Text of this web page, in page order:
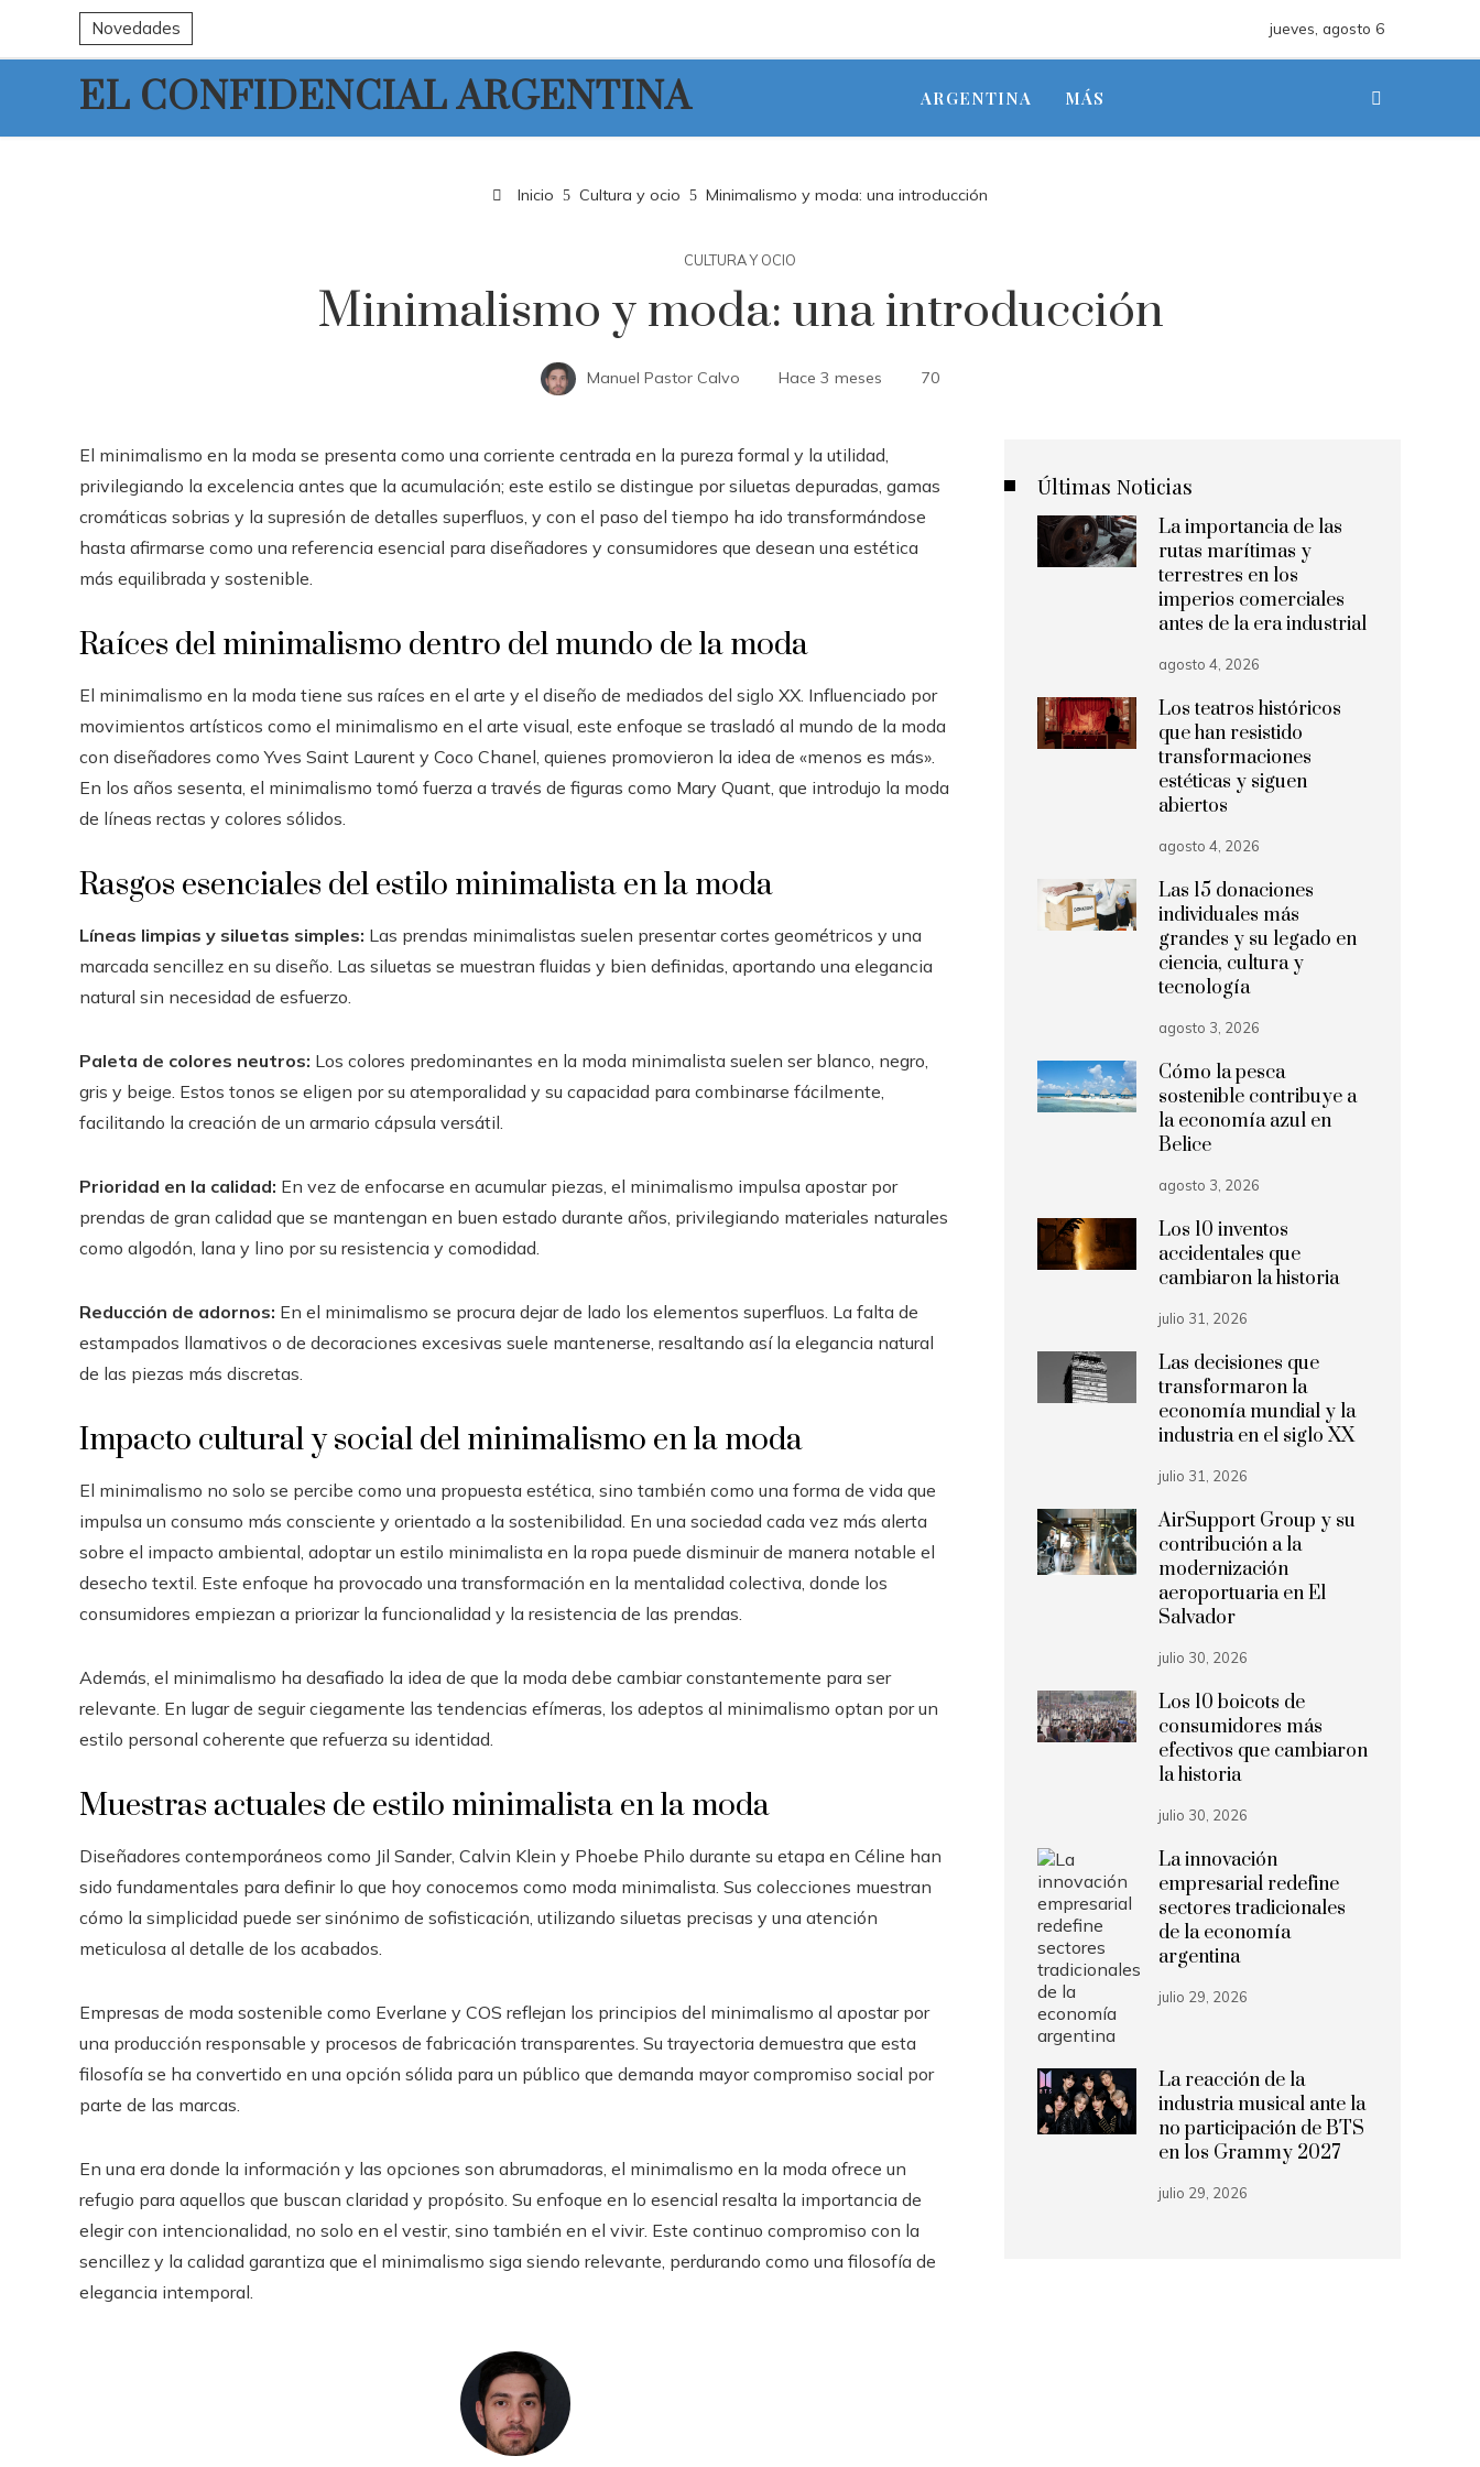
Novedades jueves, agosto 6
EL CONFIDENCIAL ARGENTINA ARGENTINA MÁS
Inicio Cultura y ocio Minimalismo y moda: una introducción
CULTURA Y OCIO
Minimalismo y moda: una introducción
Manuel Pastor Calvo Hace 3 meses 70
El minimalismo en la moda se presenta como una corriente centrada en la pureza formal y la utilidad,
privilegiando la excelencia antes que la acumulación; este estilo se distingue por siluetas depuradas, gamas
cromáticas sobrias y la supresión de detalles superfluos, y con el paso del tiempo ha ido transformándose
hasta afirmarse como una referencia esencial para diseñadores y consumidores que desean una estética
más equilibrada y sostenible.
Raíces del minimalismo dentro del mundo de la moda
El minimalismo en la moda tiene sus raíces en el arte y el diseño de mediados del siglo XX. Influenciado por
movimientos artísticos como el minimalismo en el arte visual, este enfoque se trasladó al mundo de la moda
con diseñadores como Yves Saint Laurent y Coco Chanel, quienes promovieron la idea de «menos es más».
En los años sesenta, el minimalismo tomó fuerza a través de figuras como Mary Quant, que introdujo la moda
de líneas rectas y colores sólidos.
Rasgos esenciales del estilo minimalista en la moda
Líneas limpias y siluetas simples: Las prendas minimalistas suelen presentar cortes geométricos y una
marcada sencillez en su diseño. Las siluetas se muestran fluidas y bien definidas, aportando una elegancia
natural sin necesidad de esfuerzo.
Paleta de colores neutros: Los colores predominantes en la moda minimalista suelen ser blanco, negro,
gris y beige. Estos tonos se eligen por su atemporalidad y su capacidad para combinarse fácilmente,
facilitando la creación de un armario cápsula versátil.
Prioridad en la calidad: En vez de enfocarse en acumular piezas, el minimalismo impulsa apostar por
prendas de gran calidad que se mantengan en buen estado durante años, privilegiando materiales naturales
como algodón, lana y lino por su resistencia y comodidad.
Reducción de adornos: En el minimalismo se procura dejar de lado los elementos superfluos. La falta de
estampados llamativos o de decoraciones excesivas suele mantenerse, resaltando así la elegancia natural
de las piezas más discretas.
Impacto cultural y social del minimalismo en la moda
El minimalismo no solo se percibe como una propuesta estética, sino también como una forma de vida que
impulsa un consumo más consciente y orientado a la sostenibilidad. En una sociedad cada vez más alerta
sobre el impacto ambiental, adoptar un estilo minimalista en la ropa puede disminuir de manera notable el
desecho textil. Este enfoque ha provocado una transformación en la mentalidad colectiva, donde los
consumidores empiezan a priorizar la funcionalidad y la resistencia de las prendas.
Además, el minimalismo ha desafiado la idea de que la moda debe cambiar constantemente para ser
relevante. En lugar de seguir ciegamente las tendencias efímeras, los adeptos al minimalismo optan por un
estilo personal coherente que refuerza su identidad.
Muestras actuales de estilo minimalista en la moda
Diseñadores contemporáneos como Jil Sander, Calvin Klein y Phoebe Philo durante su etapa en Céline han
sido fundamentales para definir lo que hoy conocemos como moda minimalista. Sus colecciones muestran
cómo la simplicidad puede ser sinónimo de sofisticación, utilizando siluetas precisas y una atención
meticulosa al detalle de los acabados.
Empresas de moda sostenible como Everlane y COS reflejan los principios del minimalismo al apostar por
una producción responsable y procesos de fabricación transparentes. Su trayectoria demuestra que esta
filosofía se ha convertido en una opción sólida para un público que demanda mayor compromiso social por
parte de las marcas.
En una era donde la información y las opciones son abrumadoras, el minimalismo en la moda ofrece un
refugio para aquellos que buscan claridad y propósito. Su enfoque en lo esencial resalta la importancia de
elegir con intencionalidad, no solo en el vestir, sino también en el vivir. Este continuo compromiso con la
sencillez y la calidad garantiza que el minimalismo siga siendo relevante, perdurando como una filosofía de
elegancia intemporal.
Últimas Noticias
La importancia de las
rutas marítimas y
terrestres en los
imperios comerciales
antes de la era industrial
agosto 4, 2026
Los teatros históricos
que han resistido
transformaciones
estéticas y siguen
abiertos
agosto 4, 2026
Las 15 donaciones
individuales más
grandes y su legado en
ciencia, cultura y
tecnología
agosto 3, 2026
Cómo la pesca
sostenible contribuye a
la economía azul en
Belice
agosto 3, 2026
Los 10 inventos
accidentales que
cambiaron la historia
julio 31, 2026
Las decisiones que
transformaron la
economía mundial y la
industria en el siglo XX
julio 31, 2026
AirSupport Group y su
contribución a la
modernización
aeroportuaria en El
Salvador
julio 30, 2026
Los 10 boicots de
consumidores más
efectivos que cambiaron
la historia
julio 30, 2026
La innovación
empresarial redefine
sectores tradicionales
de la economía
argentina
julio 29, 2026
La reacción de la
industria musical ante la
no participación de BTS
en los Grammy 2027
julio 29, 2026